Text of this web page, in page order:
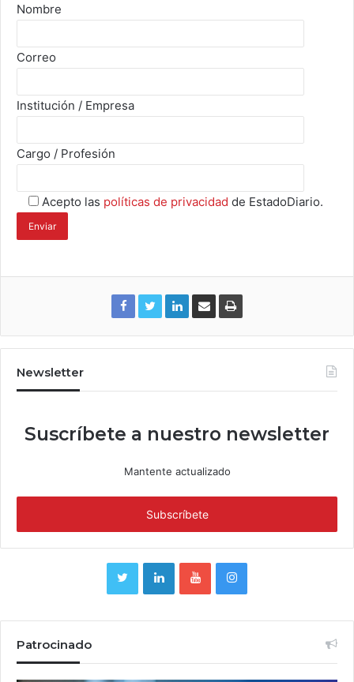
Nombre
Correo
Institución / Empresa
Cargo / Profesión
Acepto las políticas de privacidad de EstadoDiario.
Newsletter
Suscríbete a nuestro newsletter
Mantente actualizado
Patrocinado